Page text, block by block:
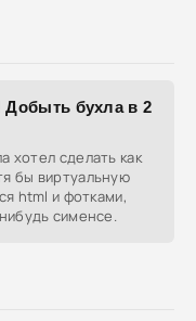
бухла в 2
хотел сделать как
бы виртуальную
html и фотками,
сименсе.